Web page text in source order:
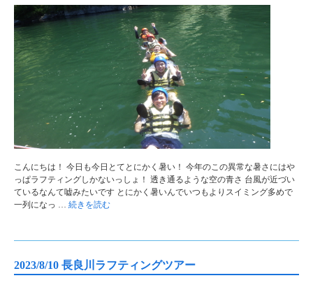
こんにちは！ 今日も今日とてとにかく暑い！ 今年のこの異常な暑さにはや
っぱラフティングしかないっしょ！ 透き通るような空の青さ 台風が近づい
ているなんて嘘みたいです とにかく暑いんでいつもよりスイミング多めで
一列になっ … 続きを読む
2023/8/10 長良川ラフティングツアー